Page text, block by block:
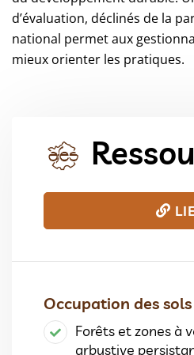
d’évaluation, déclinés de la
national permet aux
mieux orienter les pratiques.
Occupation des sols
Forêts et zones à
arbustive